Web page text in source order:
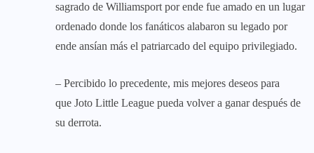
sagrado de Williamsport por ende fue amado en un lugar
ordenado donde los fanáticos alabaron su legado por
ende ansían más el patriarcado del equipo privilegiado.
– Percibido lo precedente, mis mejores deseos para
que Joto Little League pueda volver a ganar después de
su derrota.